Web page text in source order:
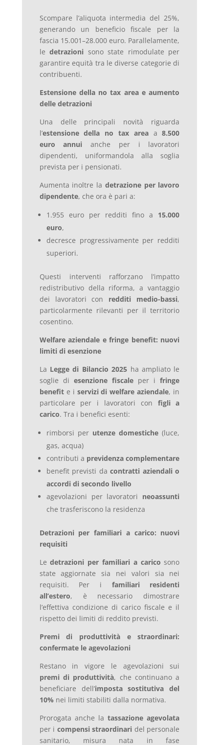
Scompare l’aliquota intermedia del 25%,
generando un beneficio fiscale per la
fascia 15.001–28.000 euro. Parallelamente,
ledetrazioni sono state rimodulate per
garantire equità tra le diverse categorie di
contribuenti.
Estensione della no tax area e aumento
delle detrazioni
Una delle principali novità riguarda
l’estensione della no tax areaa8.500
euro annui anche per i lavoratori
dipendenti, uniformandola alla soglia
prevista per i pensionati.
Aumenta inoltre la detrazione per lavoro
dipendente, che ora è pari a:
1.955 euro per redditi fino a 15.000
euro,
decresce progressivamente per redditi
superiori.
Questi interventi rafforzano l’impatto
redistributivo della riforma, a vantaggio
dei lavoratori con redditi medio-bassi,
particolarmente rilevanti per il territorio
cosentino.
Welfare aziendale e fringe benefit: nuovi
limiti di esenzione
La Legge di Bilancio 2025 ha ampliato le
soglie di esenzione fiscale per ifringe
benefite i servizi di welfare aziendale, in
particolare per i lavoratori con figli a
carico. Tra i benefici esenti:
rimborsi per utenze domestiche (luce,
gas, acqua)
contributi a previdenza complementare
benefit previsti dacontratti aziendali o
accordi di secondo livello
agevolazioni per lavoratori neoassunti
che trasferiscono la residenza
Detrazioni per familiari a carico: nuovi
requisiti
Ledetrazioni per familiari a carico sono
state aggiornate sia nei valori sia nei
requisiti. Per i familiari residenti
all’estero, è necessario dimostrare
l’effettiva condizione di carico fiscale e il
rispetto dei limiti di reddito previsti.
Premi di produttività e straordinari:
confermate le agevolazioni
Restano in vigore le agevolazioni sui
premi di produttività, che continuano a
beneficiare dell’imposta sostitutiva del
10% nei limiti stabiliti dalla normativa.
Prorogata anche latassazione agevolata
per i compensi straordinari del personale
sanitario, misura nata in fase